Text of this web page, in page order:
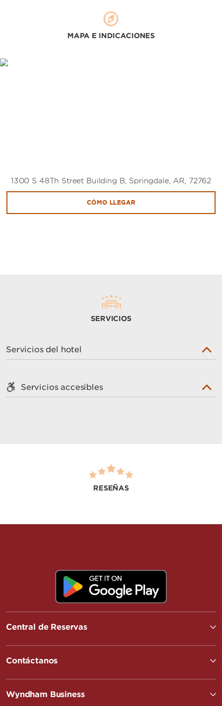
MAPA E INDICACIONES
1300 S 48Th Street Building B, Springdale, AR, 72762
CÓMO LLEGAR
SERVICIOS
Servicios del hotel
Servicios accesibles
RESEÑAS
Central de Reservas
Contáctanos
Wyndham Business